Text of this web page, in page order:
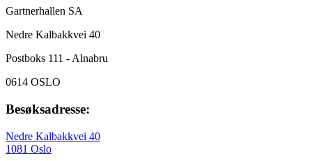
Gartnerhallen SA
Nedre Kalbakkvei 40
Postboks 111 - Alnabru
0614 OSLO
Besøksadresse:
Nedre Kalbakkvei 40
1081 Oslo